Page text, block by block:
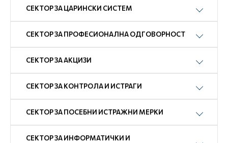
СЕКТОР ЗА ЦАРИНСКИ СИСТЕМ
СЕКТОР ЗА ПРОФЕСИОНАЛНА ОДГОВОРНОСТ
СЕКТОР ЗА АКЦИЗИ
СЕКТОР ЗА КОНТРОЛА И ИСТРАГИ
СЕКТОР ЗА ПОСЕБНИ ИСТРАЖНИ МЕРКИ
СЕКТОР ЗА ИНФОРМАТИЧКИ И